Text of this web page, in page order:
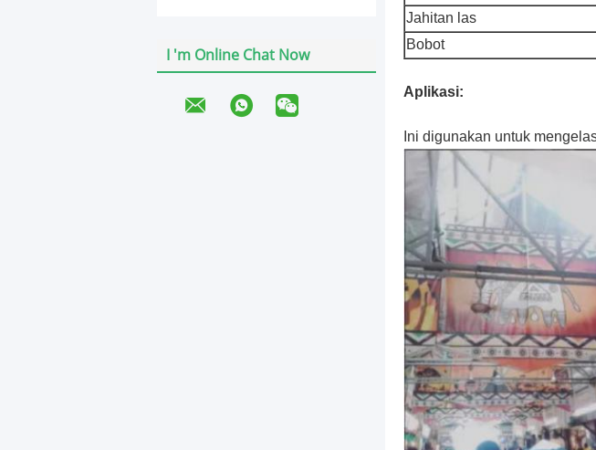
I 'm Online Chat Now
Jahitan las
Bobot
Aplikasi:
Ini digunakan untuk